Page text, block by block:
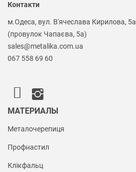
Контакти
м.Одеса, вул. В'ячеслава Кирилова, 5а
(провулок Чапаєва, 5а)
sales@metalika.com.ua
067 558 69 60
МАТЕРИАЛЫ
Металочерепиця
Профнастил
Клікфальц